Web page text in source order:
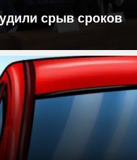
срыв сроков